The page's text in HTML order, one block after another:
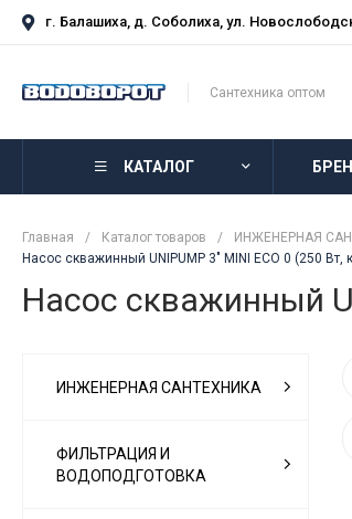
г. Балашиха, д. Соболиха, ул.
Сантехника оптом
КАТАЛОГ
Главная / Каталог товаров / ИНЖЕНЕРНАЯ
Насос скважинный UNIPUMP 3" MINI ECO 0 (250 Вт,
Насос скважинный
ИНЖЕНЕРНАЯ САНТЕХНИКА
ФИЛЬТРАЦИЯ И
ВОДОПОДГОТОВКА